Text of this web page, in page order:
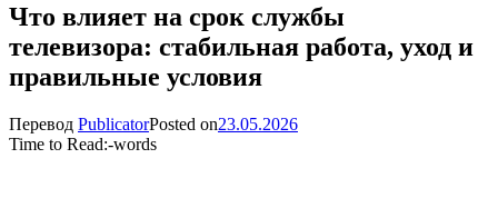
Что влияет на срок службы
телевизора: стабильная работа, уход и
правильные условия
Перевод PublicatorPosted on23.05.2026
Time to Read:-words